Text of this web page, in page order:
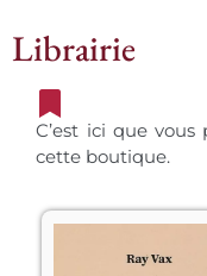
Librairie
C’est ici que
cette boutique.